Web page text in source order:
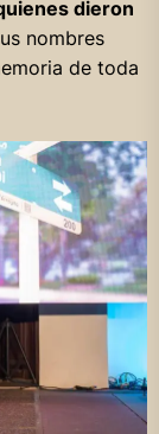
dieron
nombres
de toda